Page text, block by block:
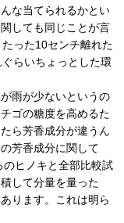
な当てられるかとい
しても同じことが言
った10センチ離れた
らいちょっとした環
雨が少ないというの
ゴの糖度を高めるた
ら芳香成分が違うん
芳香成分に関して
ヒノキと全部比較試
して分量を量った
ります。これは明ら